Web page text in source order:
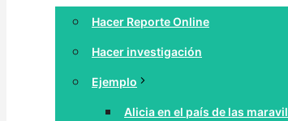
Hacer Reporte Online
Hacer investigación
Ejemplo
Alicia en el país de las